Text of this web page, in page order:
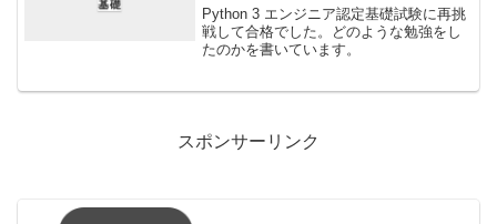
Python 3 エンジニア認定基礎試験に再挑
戦して合格でした。どのような勉強をし
たのかを書いています。
スポンサーリンク